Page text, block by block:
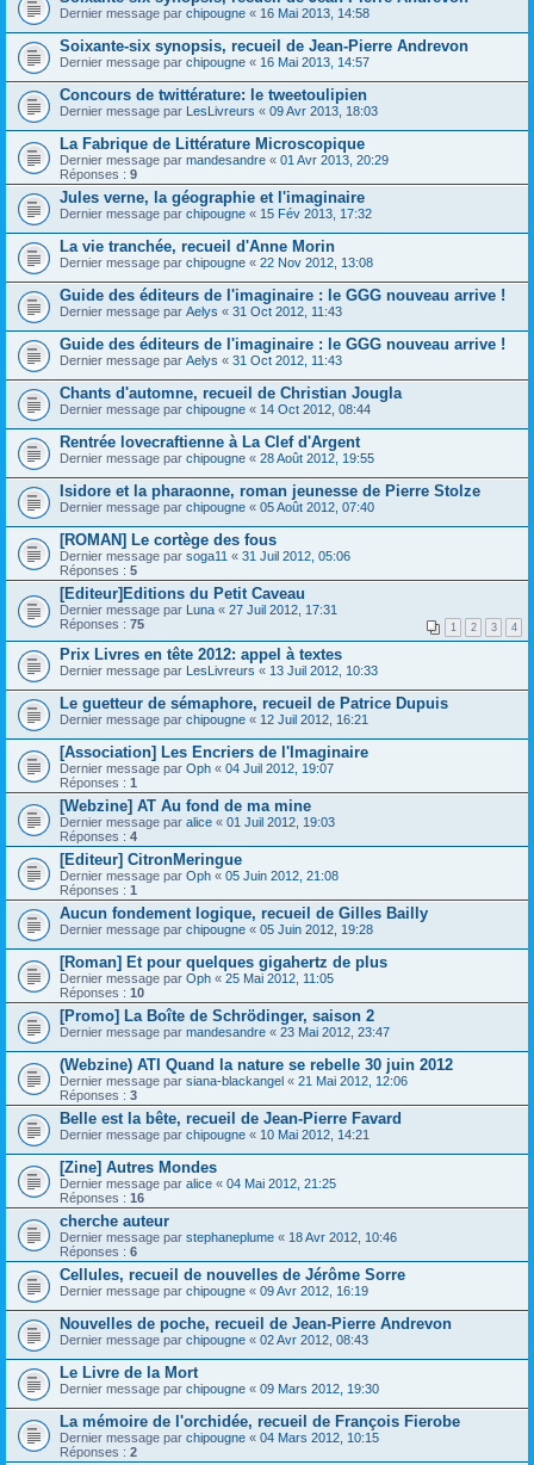
Dernier message par chipougne « 16 Mai 2013, 14:58
Soixante-six synopsis, recueil de Jean-Pierre Andrevon
Dernier message par chipougne « 16 Mai 2013, 14:57
Concours de twittérature: le tweetoulipien
Dernier message par LesLivreurs « 09 Avr 2013, 18:03
La Fabrique de Littérature Microscopique
Dernier message par mandesandre « 01 Avr 2013, 20:29
Réponses : 9
Jules verne, la géographie et l'imaginaire
Dernier message par chipougne « 15 Fév 2013, 17:32
La vie tranchée, recueil d'Anne Morin
Dernier message par chipougne « 22 Nov 2012, 13:08
Guide des éditeurs de l'imaginaire : le GGG nouveau arrive !
Dernier message par Aelys « 31 Oct 2012, 11:43
Guide des éditeurs de l'imaginaire : le GGG nouveau arrive !
Dernier message par Aelys « 31 Oct 2012, 11:43
Chants d'automne, recueil de Christian Jougla
Dernier message par chipougne « 14 Oct 2012, 08:44
Rentrée lovecraftienne à La Clef d'Argent
Dernier message par chipougne « 28 Août 2012, 19:55
Isidore et la pharaonne, roman jeunesse de Pierre Stolze
Dernier message par chipougne « 05 Août 2012, 07:40
[ROMAN] Le cortège des fous
Dernier message par soga11 « 31 Juil 2012, 05:06
Réponses : 5
[Editeur]Editions du Petit Caveau
Dernier message par Luna « 27 Juil 2012, 17:31
Réponses : 75 1 2 3 4
Prix Livres en tête 2012: appel à textes
Dernier message par LesLivreurs « 13 Juil 2012, 10:33
Le guetteur de sémaphore, recueil de Patrice Dupuis
Dernier message par chipougne « 12 Juil 2012, 16:21
[Association] Les Encriers de l'Imaginaire
Dernier message par Oph « 04 Juil 2012, 19:07
Réponses : 1
[Webzine] AT Au fond de ma mine
Dernier message par alice « 01 Juil 2012, 19:03
Réponses : 4
[Editeur] CitronMeringue
Dernier message par Oph « 05 Juin 2012, 21:08
Réponses : 1
Aucun fondement logique, recueil de Gilles Bailly
Dernier message par chipougne « 05 Juin 2012, 19:28
[Roman] Et pour quelques gigahertz de plus
Dernier message par Oph « 25 Mai 2012, 11:05
Réponses : 10
[Promo] La Boîte de Schrödinger, saison 2
Dernier message par mandesandre « 23 Mai 2012, 23:47
(Webzine) ATI Quand la nature se rebelle 30 juin 2012
Dernier message par siana-blackangel « 21 Mai 2012, 12:06
Réponses : 3
Belle est la bête, recueil de Jean-Pierre Favard
Dernier message par chipougne « 10 Mai 2012, 14:21
[Zine] Autres Mondes
Dernier message par alice « 04 Mai 2012, 21:25
Réponses : 16
cherche auteur
Dernier message par stephaneplume « 18 Avr 2012, 10:46
Réponses : 6
Cellules, recueil de nouvelles de Jérôme Sorre
Dernier message par chipougne « 09 Avr 2012, 16:19
Nouvelles de poche, recueil de Jean-Pierre Andrevon
Dernier message par chipougne « 02 Avr 2012, 08:43
Le Livre de la Mort
Dernier message par chipougne « 09 Mars 2012, 19:30
La mémoire de l'orchidée, recueil de François Fierobe
Dernier message par chipougne « 04 Mars 2012, 10:15
Réponses : 2